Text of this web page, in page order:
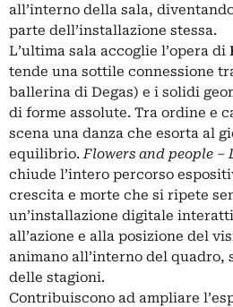
all’interno della sala,
parte dell’installazione stessa.
L’ultima sala accoglie l’opera di
tende una sottile connessione
ballerina di Degas) e i solidi
di forme assolute. Tra ordine e
scena una danza che esorta al
equilibrio.Flowers and people ‒
chiude l’intero percorso
crescita e morte che si ripete
un’installazione digitale
all’azione e alla posizione del
animano all’interno del quadro,
delle stagioni.
Contribuiscono ad ampliare